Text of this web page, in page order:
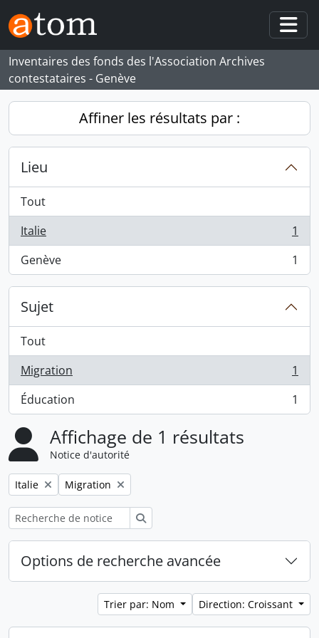
Skip to main content
Inventaires des fonds des l'Association Archives
contestataires - Genève
Affiner les résultats par :
Lieu
Tout
Italie
, 1 résultats
1
Genève
, 1 résultats 1
Sujet
Tout
Migration
, 1 résultats
1
Éducation
, 1 résultats 1
Affichage de 1 résultats
Notice d'autorité
Remove filter:
Italie Remove filter:
Migration
Options de recherche avancée
Trier par: Nom Direction: Croissant